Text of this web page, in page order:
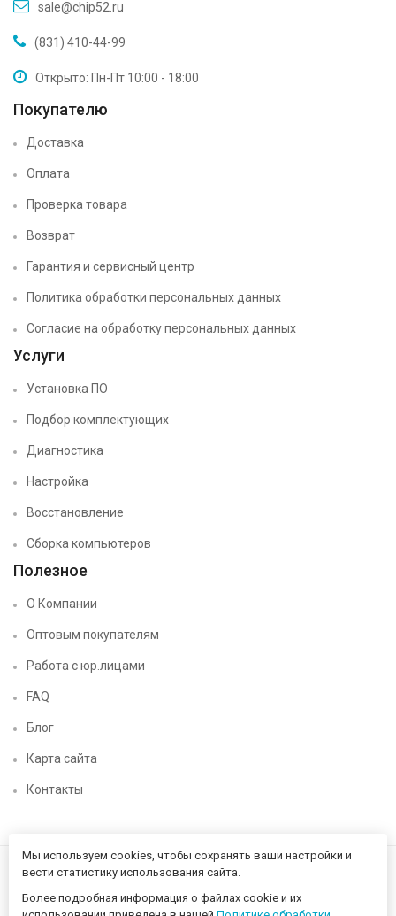
sale@chip52.ru
(831) 410-44-99
Открыто: Пн-Пт 10:00 - 18:00
Покупателю
Доставка
Оплата
Проверка товара
Возврат
Гарантия и сервисный центр
Политика обработки персональных данных
Согласие на обработку персональных данных
Услуги
Установка ПО
Подбор комплектующих
Диагностика
Настройка
Восстановление
Сборка компьютеров
Полезное
О Компании
Оптовым покупателям
Работа с юр.лицами
FAQ
Блог
Карта сайта
Контакты
Мы используем cookies, чтобы сохранять ваши настройки и
вести статистику использования сайта.
Более подробная информация о файлах cookie и их